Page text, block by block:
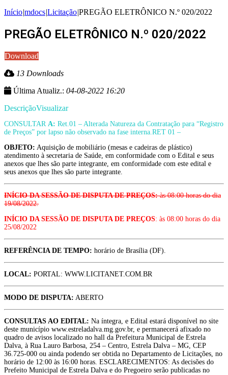
Início|mdocs|Licitação|PREGÃO ELETRÔNICO N.º 020/2022
PREGÃO ELETRÔNICO N.º 020/2022
Download
13 Downloads
Última Atualiz.: 04-08-2022 16:20
DescriçãoVisualizar
CONSULTAR A: Ret.01 – Alterada Natureza da Contratação para “Registro
de Preços” por lapso não observado na fase interna.RET 01 –
OBJETO: Aquisição de mobiliário (mesas e cadeiras de plástico)
atendimento à secretaria de Saúde, em conformidade com o Edital e seus
anexos que lhes são parte integrante, em conformidade com este edital e
seus anexos que lhes são parte integrante.
INÍCIO DA SESSÃO DE DISPUTA DE PREÇOS:às 08:00 horas do dia
19/08/2022.
INÍCIO DA SESSÃO DE DISPUTA DE PREÇOS: às 08:00 horas do dia
25/08/2022
REFERÊNCIA DE TEMPO: horário de Brasília (DF).
LOCAL: PORTAL: WWW.LICITANET.COM.BR
MODO DE DISPUTA: ABERTO
CONSULTAS AO EDITAL: Na íntegra, e Edital estará disponível no site
deste município www.estreladalva.mg.gov.br, e permanecerá afixado no
quadro de avisos localizado no hall da Prefeitura Municipal de Estrela
Dalva, à Rua Lauro Barbosa, 254 – Centro, Estrela Dalva – MG, CEP
36.725-000 ou ainda podendo ser obtida no Departamento de Licitações, no
horário de 12:00 às 16:00 horas. ESCLARECIMENTOS: As decisões do
Prefeito Municipal de Estrela Dalva e do Pregoeiro serão publicadas no